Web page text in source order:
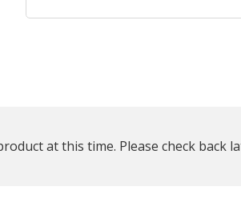
at this time. Please check back